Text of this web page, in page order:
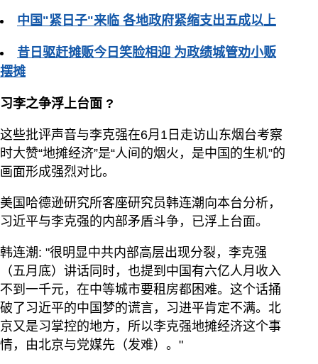
中国"紧日子"来临 各地政府紧缩支出五成以上
昔日驱赶摊贩今日笑脸相迎 为政绩城管劝小贩
摆摊
习李之争浮上台面 ?
这些批评声音与李克强在6月1日走访山东烟台考察
时大赞“地摊经济”是“人间的烟火，是中国的生机”的
画面形成强烈对比。
美国哈德逊研究所客座研究员韩连潮向本台分析，
习近平与李克强的内部矛盾斗争，已浮上台面。
韩连潮: "很明显中共内部高层出现分裂，李克强
（五月底）讲话同时，也提到中国有六亿人月收入
不到一千元，在中等城市要租房都困难。这个话捅
破了习近平的中国梦的谎言，习进平肯定不满。北
京又是习掌控的地方，所以李克强地摊经济这个事
情，由北京与党媒先（发难）。"